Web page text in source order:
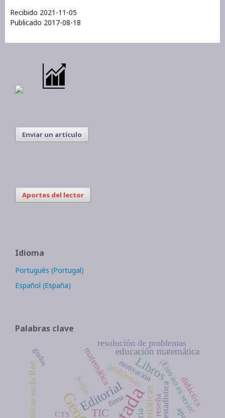
Recibido 2021-11-05
Publicado 2017-08-18
Enviar un artículo
Aportes del lector
Idioma
Português (Portugal)
Español (España)
Palabras clave
Editorial
Libros
TIC
educación matemática
matemática
resolución de problemas
problemas
estadística
¡Esto no es serio!
reseña didáctica
motivación
firma
CTS
juegos
grafos